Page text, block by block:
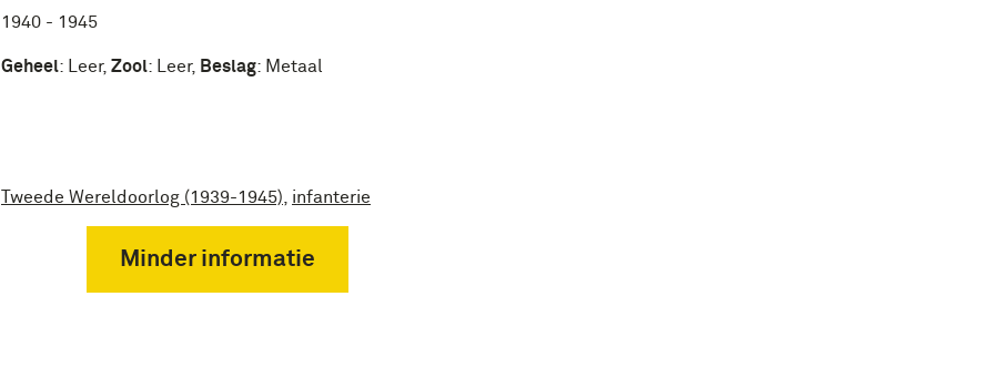
1940 - 1945
Geheel: Leer, Zool: Leer, Beslag: Metaal
Tweede Wereldoorlog (1939-1945) infanterie
Minder informatie